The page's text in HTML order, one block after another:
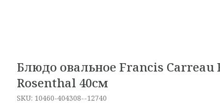
Блюдо овальное Francis Carreau
Rosenthal 40см
SKU: 10460-404308--12740